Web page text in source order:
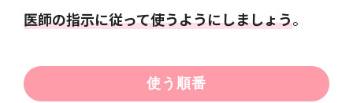
医師の指示に従って使うようにしましょう。
使う順番